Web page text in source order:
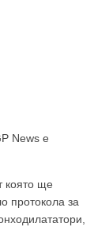
News е
която ще
протокола за